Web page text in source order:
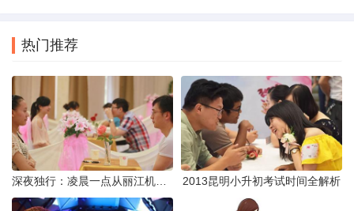
热门推荐
2013昆明小升初考试时间全解析